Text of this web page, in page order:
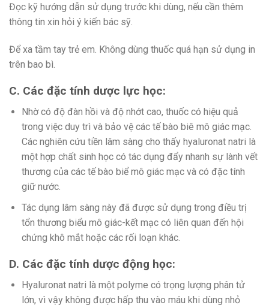
Đọc kỹ hướng dẫn sử dụng trước khi dùng, nếu cần thêm
thông tin xin hỏi ý kiến bác sỹ.
Để xa tầm tay trẻ em. Không dùng thuốc quá hạn sử dụng in
trên bao bì.
C. Các đặc tính dược lực học:
Nhờ có độ đàn hồi và độ nhớt cao, thuốc có hiệu quả
trong việc duy trì và bảo vệ các tế bào biê mô giác mạc.
Các nghiên cứu tiền lâm sàng cho thấy hyaluronat natri là
một hợp chất sinh học có tác dụng đẩy nhanh sự lành vết
thương của các tế bào biể mô giác mạc và có đặc tính
giữ nước.
Tác dụng lâm sàng này đã được sử dụng trong điều trị
tổn thương biểu mô giác-kết mạc có liên quan đến hội
chứng khô mắt hoặc các rối loạn khác.
D. Các đặc tính dược động học:
Hyaluronat natri là một polyme có trọng lượng phân tử
lớn, vì vậy không được hấp thu vào máu khi dùng nhỏ